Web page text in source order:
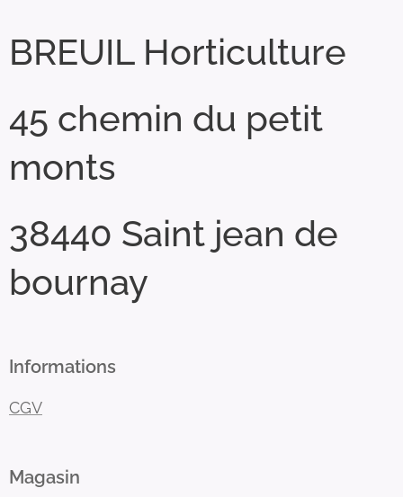
BREUIL Horticulture
45 chemin du petit
monts
38440 Saint jean de
bournay
Informations
CGV
Magasin